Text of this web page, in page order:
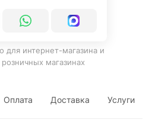
для интернет-магазина и
магазинах
Оплата Доставка Услуги